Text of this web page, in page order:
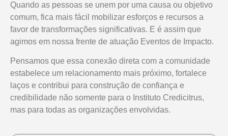
Quando as pessoas se unem por uma causa ou objetivo
comum, fica mais fácil mobilizar esforços e recursos a
favor de transformações significativas. E é assim que
agimos em nossa frente de atuação Eventos de Impacto.
Pensamos que essa conexão direta com a comunidade
estabelece um relacionamento mais próximo, fortalece
laços e contribui para construção de confiança e
credibilidade não somente para o Instituto Credicitrus,
mas para todas as organizações envolvidas.